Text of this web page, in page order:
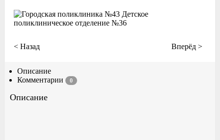
< Назад Вперёд >
Описание
Комментарии
0
Описание